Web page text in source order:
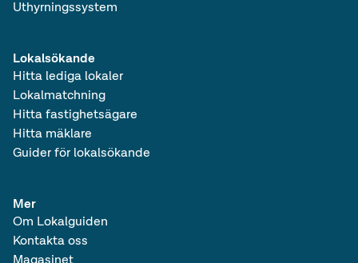
Lediga lagerlokaler
Lokalsökande
Hitta lediga lokaler
Lokalmatchning
Hitta fastighetsägare
Hitta mäklare
Guider för lokalsökande
Uthyrningssystem
Mer
Om Lokalguiden
Kontakta oss
Magasinet